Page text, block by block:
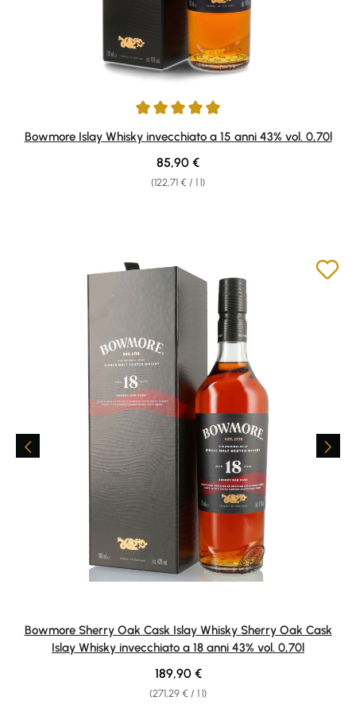
Average rating of 4.91 out of 5 stars
Bowmore Islay Whisky invecchiato a 15 anni 43% vol. 0,70l
(122,71 € / 1 l)
Regular price:
85,90 €
Bowmore Sherry Oak Cask Islay Whisky Sherry Oak Cask
Islay Whisky invecchiato a 18 anni 43% vol. 0,70l
(271,29 € / 1 l)
Regular price:
189,90 €